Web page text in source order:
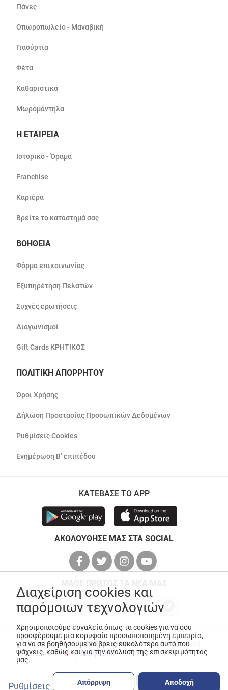
Πάνες
Οπωροπωλείο - Μαναβική
Γιαούρτια
Φέτα
Καθαριστικά
Μωρομάντηλα
Η ΕΤΑΙΡΕΙΑ
Ιστορικό - Όραμα
Franchise
Καριέρα
Βρείτε το κατάστημά σας
ΒΟΗΘΕΙΑ
Φόρμα επικοινωνίας
Εξυπηρέτηση Πελατών
Συχνές ερωτήσεις
Διαγωνισμοί
Gift Cards ΚΡΗΤΙΚΟΣ
ΠΟΛΙΤΙΚΗ ΑΠΟΡΡΗΤΟΥ
Όροι Χρήσης
Δήλωση Προστασίας Προσωπικών Δεδομένων
Ρυθμίσεις Cookies
Ενημέρωση Β’ επιπέδου
ΚΑΤΕΒΑΣΕ ΤΟ APP
ΑΚΟΛΟΥΘΗΣΕ ΜΑΣ ΣΤΑ SOCIAL
© Copyright 2026ANEDIK Kritikos. All Rights Reserved
Made with
byDesquared
Διαχείριση cookies και
παρόμοιων τεχνολογιών
Χρησιμοποιούμε εργαλεία όπως τα cookies για να σου
προσφέρουμε μία κορυφαία προσωποποιημένη εμπειρία,
για να σε βοηθήσουμε να βρεις ευκολότερα αυτό που
ψάχνεις, καθώς και για την ανάλυση της επισκεψιμότητάς
μας.
Ρυθμίσεις Απόρριψη Αποδοχή